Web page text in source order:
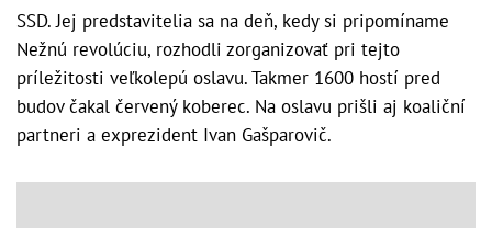
SSD. Jej predstavitelia sa na deň, kedy si pripomíname
Nežnú revolúciu, rozhodli zorganizovať pri tejto
príležitosti veľkolepú oslavu. Takmer 1600 hostí pred
budov čakal červený koberec. Na oslavu prišli aj koaliční
partneri a exprezident Ivan Gašparovič.